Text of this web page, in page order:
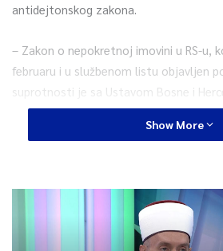
antidejtonskog zakona.
– Zakon o nepokretnoj imovini u RS-u,
februaru i u službenom listu objavljen
suprotnosti je sa Ustavom Bosne i
navrata potvrdio i sam Ustavni sud BiH.
njegova objava u službenom listu jasno
suda BiH, Dodik je nastavio ići putem
suštinu ustavno-pravnog uređenja
Dejtonskog sporazuma. Iako se lažno
Show More